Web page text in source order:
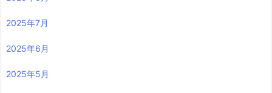
2025年7月
2025年6月
2025年5月